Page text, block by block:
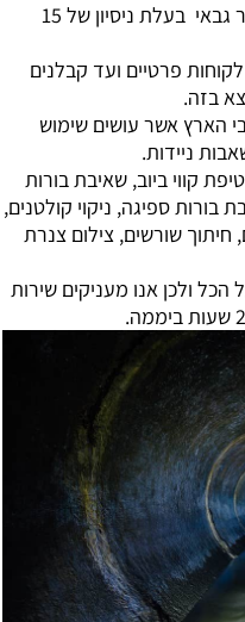
חברת י.מ גבאי שאיבות בניהולו של ניר גבאי בעלת ניסיון של 15
פרטיים ועד קבלנים
בזה.
הארץ אשר עושים שימוש
ניידות.
קווי ביוב, שאיבת בורות
בורות ספיגה, ניקוי קולטנים,
חיתוך שורשים, צילום צנרת
ולכן אנו מעניקים שירות